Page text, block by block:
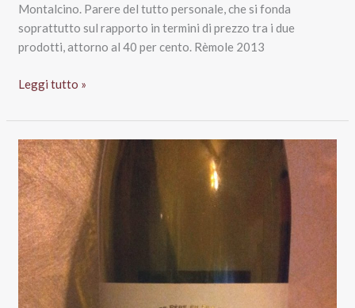
Montalcino. Parere del tutto personale, che si fonda
soprattutto sul rapporto in termini di prezzo tra i due
prodotti, attorno al 40 per cento. Rèmole 2013
Remole
2013
IGT
–
Frescobaldi
Leggi tutto »